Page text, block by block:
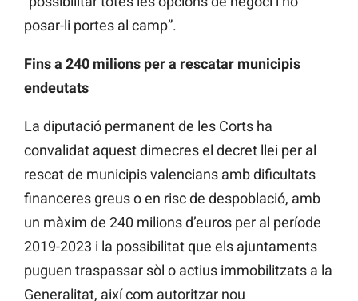
posar-li portes al camp”.
Fins a 240 milions per a rescatar municipis
endeutats
La diputació permanent de les Corts ha
convalidat aquest dimecres el decret llei per al
rescat de municipis valencians amb dificultats
financeres greus o en risc de despoblació, amb
un màxim de 240 milions d’euros per al període
2019-2023 i la possibilitat que els ajuntaments
puguen traspassar sòl o actius immobilitzats a la
Generalitat, així com autoritzar nou